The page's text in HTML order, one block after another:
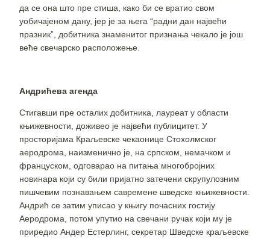
да се она што пре стиша, како би се вратио свом
уобичајеном дану, јер је за њега “радни дан највећи
празник”, добитника знаменитог признања чекало је још
веће свечарско расположење.
Андрићева агенда
Стигавши пре осталих добитника, лауреат у области
књижевности, доживео је највећи публицитет. У
просторијама Краљевске чекаонице Стохолмског
аеродрома, наизменично је, на српском, немачком и
француском, одговарао на питања многобројних
новинара који су били пријатно затечени скрупулозним
пишчевим познавањем савремене шведске књижевности.
Андрић се затим уписао у књигу почасних гостију
Аеродрома, потом упутио на свечани ручак који му је
приредио Андер Естерлинг, секретар Шведске краљевске